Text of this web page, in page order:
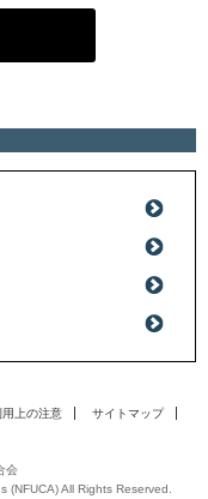
用上の注意 サイトマップ
会
All Rights Reserved.